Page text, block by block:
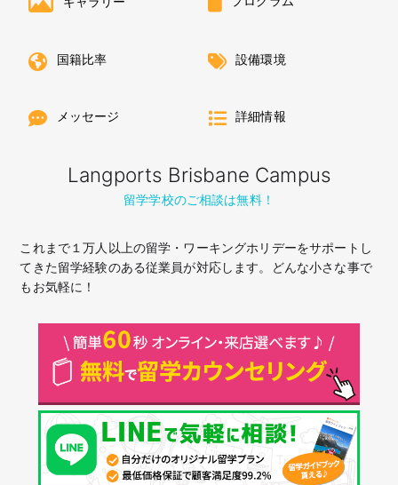
国籍比率 設備環境
メッセージ 詳細情報
Langports Brisbane Campus
留学学校のご相談は無料！
これまで１万人以上の留学・ワーキングホリデーをサポートし
てきた留学経験のある従業員が対応します。どんな小さな事で
もお気軽に！